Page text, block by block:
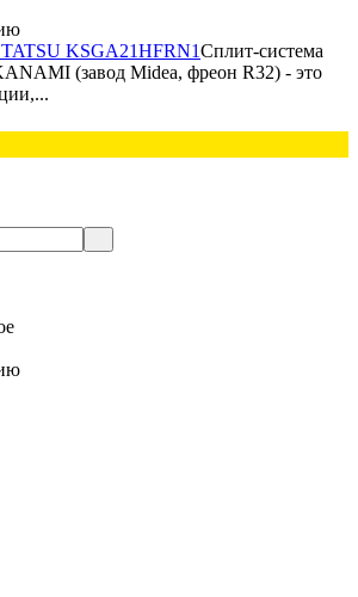
KSGA21HFRN1Сплит-система
(завод Midea, фреон R32) - это